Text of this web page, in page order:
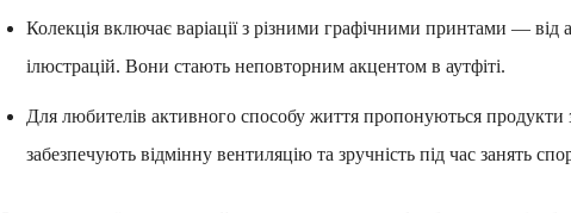
Колекція включає варіації з різними графічними принтами — від
ілюстрацій. Вони стають неповторним акцентом в аутфіті.
Для любителів активного способу життя пропонуються продукти
забезпечують відмінну вентиляцію та зручність під час занять